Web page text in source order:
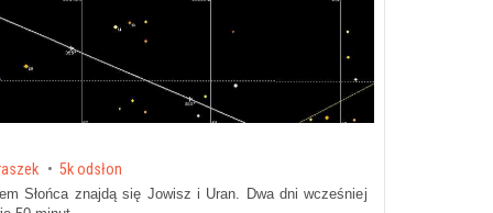
5k odsłon
Słońca znajdą się Jowisz i Uran. Dwa dni wcześniej